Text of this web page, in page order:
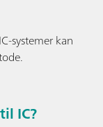
systemer kan
IC?